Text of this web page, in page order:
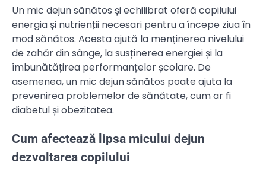
Un mic dejun sănătos și echilibrat oferă copilului
energia și nutrienții necesari pentru a începe ziua în
mod sănătos. Acesta ajută la menținerea nivelului
de zahăr din sânge, la susținerea energiei și la
îmbunătățirea performanțelor școlare. De
asemenea, un mic dejun sănătos poate ajuta la
prevenirea problemelor de sănătate, cum ar fi
diabetul și obezitatea.
Cum afectează lipsa micului dejun
dezvoltarea copilului